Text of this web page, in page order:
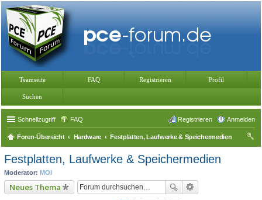
Teamseite FAQ Registrieren Profil
Suchen
Schnellzugriff FAQ Anmelden
Registrieren
Foren-Übersicht Hardware
Festplatten, Laufwerke & Speichermedien
Festplatten, Laufwerke & Speichermedien
Moderator: MOI
Neues Thema